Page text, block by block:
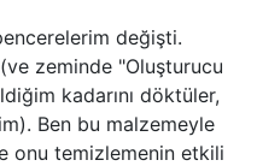
değişti.
zeminde "Oluşturucu
kadarını döktüler,
Ben bu malzemeyle
onu temizlemenin etkili